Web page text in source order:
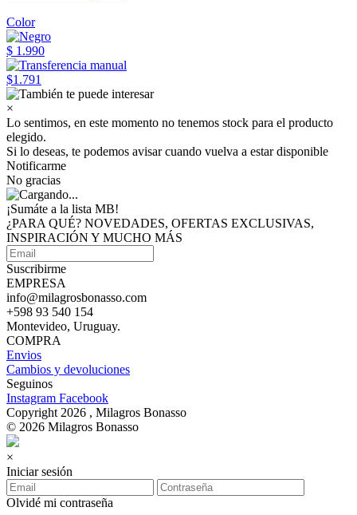
Color
$ 1.990
$1.791
×
Lo sentimos, en este momento no tenemos stock para el producto
elegido.
Si lo deseas, te podemos avisar cuando vuelva a estar disponible
Notificarme
No gracias
¡Sumáte a la lista MB!
¿PARA QUÉ? NOVEDADES, OFERTAS EXCLUSIVAS,
INSPIRACIÓN Y MUCHO MÁS
Suscribirme
EMPRESA
info@milagrosbonasso.com
+598 93 540 154
Montevideo, Uruguay.
COMPRA
Envios
Cambios y devoluciones
Seguinos
Instagram Facebook
Copyright 2026 , Milagros Bonasso
© 2026 Milagros Bonasso
×
Iniciar sesión
Olvidé mi contraseña